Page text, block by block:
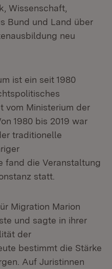
Wissenschaft,
Bund und Land über
neu
ist ein seit 1980
vom Ministerium der
1980 bis 2019 war
traditionelle
fand die Veranstaltung
statt.
Migration Marion
und sagte in ihrer
der
bestimmt die Stärke
Auf Juristinnen